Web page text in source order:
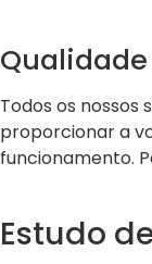
Todos os nossos
proporcionar a
funcionamento.
Estudo